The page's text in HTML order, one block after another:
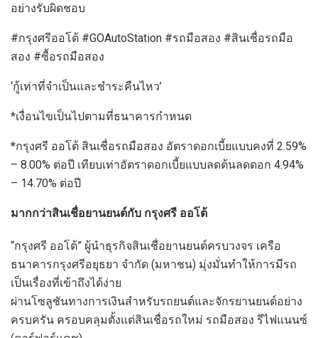
อย่างรับผิดชอบ
#กรุงศรีออโต้ #GOAutoStation #รถมือสอง #สินเชื่อรถมือ
สอง #ซื้อรถมือสอง
‘กู้เท่าที่จำเป็นและชำระคืนไหว’
*เงื่อนไขเป็นไปตามที่ธนาคารกำหนด
*กรุงศรี ออโต้ สินเชื่อรถมือสอง อัตราดอกเบี้ยแบบคงที่ 2.59%
– 8.00% ต่อปี เทียบเท่าอัตราดอกเบี้ยแบบลดต้นลดดอก 4.94%
– 14.70% ต่อปี
มากกว่าสินเชื่อยานยนต์กับ กรุงศรี ออโต้
“กรุงศรี ออโต้” ผู้นำธุรกิจสินเชื่อยานยนต์ครบวงจร เครือ
ธนาคารกรุงศรีอยุธยา จำกัด (มหาชน) มุ่งมั่นทำให้การมีรถ
เป็นเรื่องที่เข้าถึงได้ง่าย
ผ่านโซลูชันทางการเงินสำหรับรถยนต์และจักรยานยนต์อย่าง
ครบครัน ครอบคลุมตั้งแต่สินเชื่อรถใหม่ รถมือสอง รีไฟแนนซ์